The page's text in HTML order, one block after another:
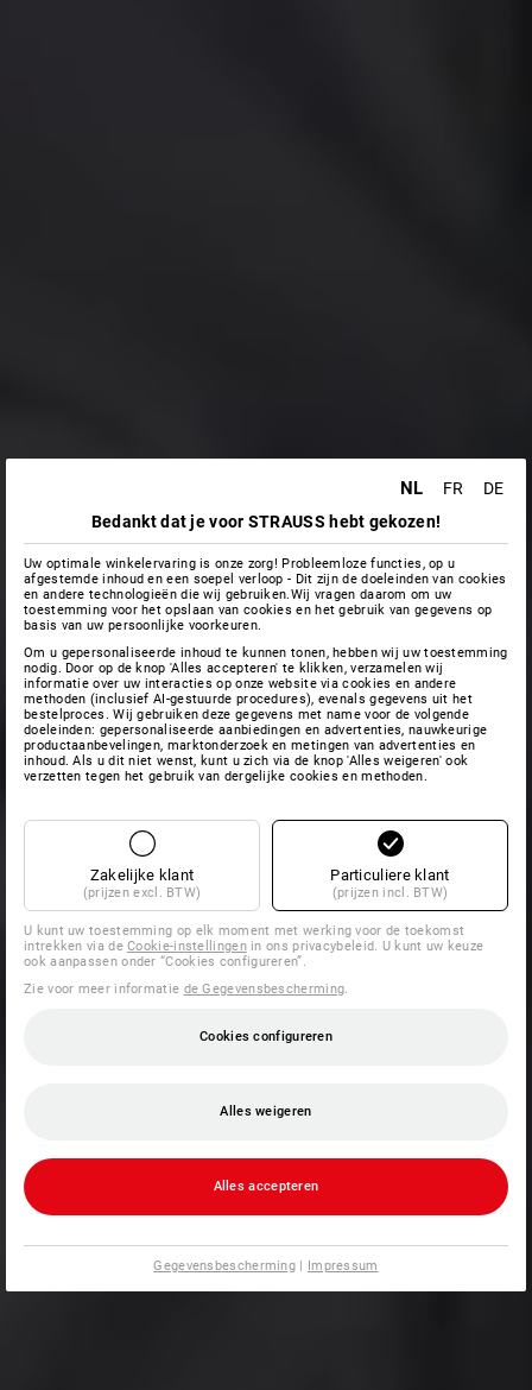
NL FR
DE
Bedankt dat je voor STRAUSS hebt gekozen!
Uw optimale winkelervaring is onze zorg! Probleemloze functies, op u
afgestemde inhoud en een soepel verloop - Dit zijn de doeleinden van cookies
en andere technologieën die wij gebruiken.Wij vragen daarom om uw
toestemming voor het opslaan van cookies en het gebruik van gegevens op
basis van uw persoonlijke voorkeuren.
Om u gepersonaliseerde inhoud te kunnen tonen, hebben wij uw toestemming
nodig. Door op de knop 'Alles accepteren' te klikken, verzamelen wij
informatie over uw interacties op onze website via cookies en andere
methoden (inclusief AI-gestuurde procedures), evenals gegevens uit het
bestelproces. Wij gebruiken deze gegevens met name voor de volgende
doeleinden: gepersonaliseerde aanbiedingen en advertenties, nauwkeurige
productaanbevelingen, marktonderzoek en metingen van advertenties en
inhoud. Als u dit niet wenst, kunt u zich via de knop 'Alles weigeren' ook
verzetten tegen het gebruik van dergelijke cookies en methoden.
Zakelijke klant
(prijzen excl. BTW)
Particuliere klant
(prijzen incl. BTW)
U kunt uw toestemming op elk moment met werking voor de toekomst
intrekken via deCookie-instellingenin ons privacybeleid. U kunt uw keuze
ook aanpassen onder “Cookies configureren”.
Zie voor meer informatie de Gegevensbescherming.
Cookies configureren
Alles weigeren
Alles accepteren
Gegevensbescherming | Impressum